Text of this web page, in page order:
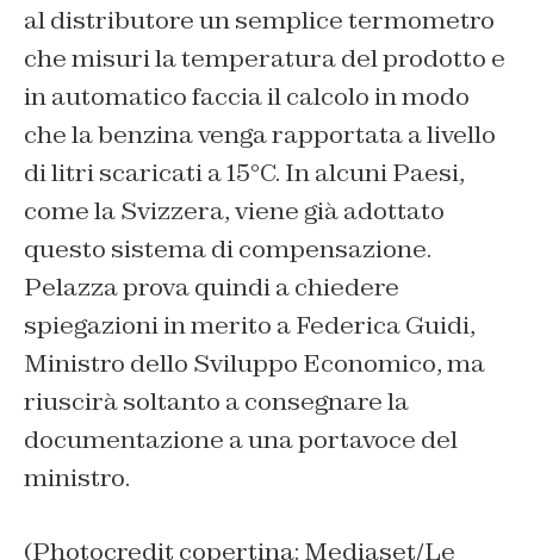
al distributore un semplice termometro
che misuri la temperatura del prodotto e
in automatico faccia il calcolo in modo
che la benzina venga rapportata a livello
di litri scaricati a 15°C. In alcuni Paesi,
come la Svizzera, viene già adottato
questo sistema di compensazione.
Pelazza prova quindi a chiedere
spiegazioni in merito a Federica Guidi,
Ministro dello Sviluppo Economico, ma
riuscirà soltanto a consegnare la
documentazione a una portavoce del
ministro.
(Photocredit copertina: Mediaset/Le